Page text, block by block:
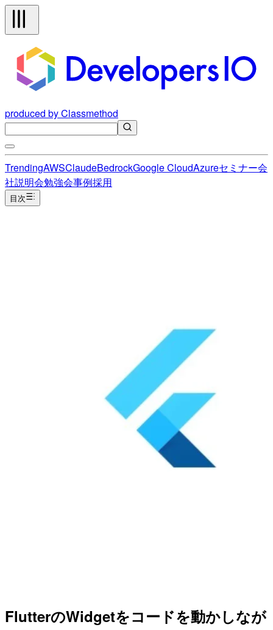
produced by Classmethod
TrendingAWSClaudeBedrockGoogle CloudAzureセミナー会
社説明会勉強会事例採用
目次
FlutterのWidgetをコードを動かしなが